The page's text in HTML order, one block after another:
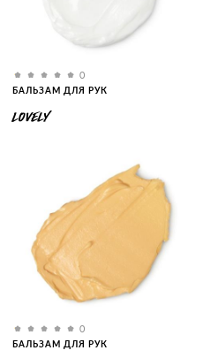
0
БАЛЬЗАМ ДЛЯ РУК
LOVELY
0
БАЛЬЗАМ ДЛЯ РУК